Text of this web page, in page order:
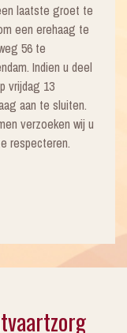
laatste groet te
een erehaag te
56 te
Indien u deel
vrijdag 13
aan te sluiten.
verzoeken wij u
respecteren.